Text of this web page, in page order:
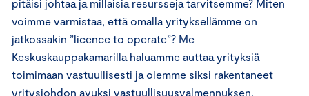
pitäisi johtaa ja millaisia resursseja tarvitsemme? Miten
voimme varmistaa, että omalla yrityksellämme on
jatkossakin ”licence to operate”? Me
Keskuskauppakamarilla haluamme auttaa yrityksiä
toimimaan vastuullisesti ja olemme siksi rakentaneet
yritysjohdon avuksi vastuullisuusvalmennuksen.